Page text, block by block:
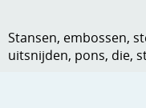
Merken
Netjes opbergen
Stansen, embossen,
uitsnijden, pons, die,